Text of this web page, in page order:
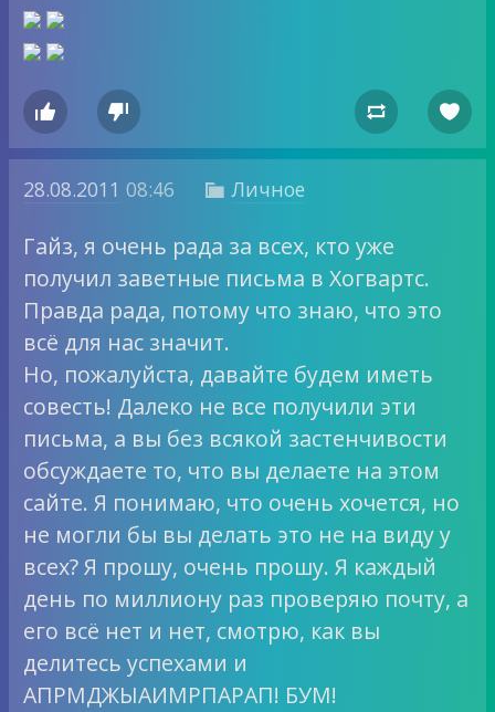
   
28.08.2011 08:46  Личное
Гайз, я очень рада за всех, кто уже
получил заветные письма в Хогвартс.
Правда рада, потому что знаю, что это
всё для нас значит.
Но, пожалуйста, давайте будем иметь
совесть! Далеко не все получили эти
письма, а вы без всякой застенчивости
обсуждаете то, что вы делаете на этом
сайте. Я понимаю, что очень хочется, но
не могли бы вы делать это не на виду у
всех? Я прошу, очень прошу. Я каждый
день по миллиону раз проверяю почту, а
его всё нет и нет, смотрю, как вы
делитесь успехами и
АПРМДЖЫАИМРПАРАП! БУМ!